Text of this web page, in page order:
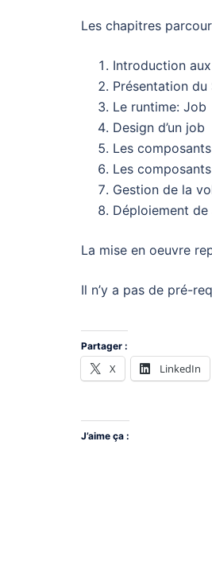
Les chapitres
Introduction
Présentation du
Le runtime: Job
Design d’un job
Les
Les
Gestion de la
Déploiement
La mise en oeuvre
Il n’y a pas de pré-
Partager :
X LinkedIn
J’aime ça :